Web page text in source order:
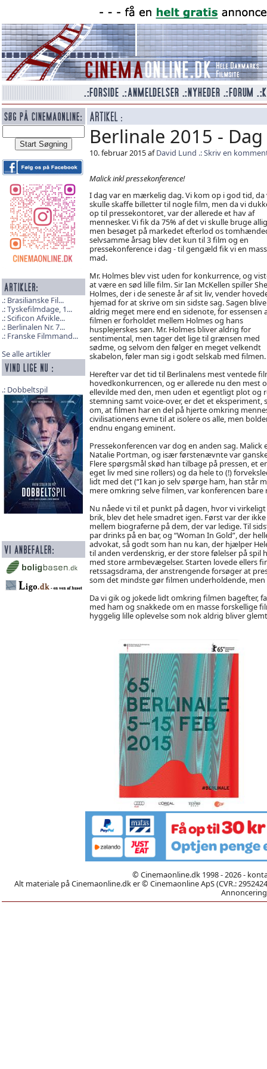
Brasilianske Fil...
Tyskefilmdage, 1...
Scificon Afvikle...
Berlinalen Nr. 7...
Franske Filmmand...
Se alle artikler
Dobbeltspil
Berlinale 2015 -
10. februar 2015 afDavid Lund Skriv en
Malick inkl pressekonference!
I dag var en mærkelig dag. Vi kom op i god tid, da
skulle skaffe billetter til nogle film, men da vi
op til pressekontoret, var der allerede et hav af
mennesker. Vi fik da 75% af det vi skulle bruge
men besøget på markedet efterlod os
selvsamme årsag blev det kun til 3 film og en
pressekonference i dag - til gengæld fik vi en
mad.
Mr. Holmes blev vist uden for konkurrence, og
at være en sød lille film. Sir Ian McKellen spiller
Holmes, der i de seneste år af sit liv, vender
hjemad for at skrive om sin sidste sag. Sagen
aldrig meget mere end en sidenote, for essensen
filmen er forholdet mellem Holmes og hans
husplejerskes søn. Mr. Holmes bliver aldrig for
sentimental, men tager det lige til grænsen med
sødme, og selvom den følger en meget velkendt
skabelon, føler man sig i godt selskab med filmen.
Herefter var det tid til Berlinalens mest ventede
hovedkonkurrencen, og er allerede nu den mest
ellevilde med den, men uden et egentligt plot og
stemning samt voice-over, er det et
om, at filmen har en del på hjerte omkring
civilisationens evne til at isolere os alle, men
endnu engang eminent.
Pressekonferencen var dog en anden sag.
Natalie Portman, og især førstenævnte var
Flere spørgsmål skød han tilbage på pressen, et
eget liv med sine rollers) og da hele to (!)
lidt med det (“I kan jo selv spørge ham, han står
mere omkring selve filmen, var konferencen
Nu nåede vi til et punkt på dagen, hvor vi
brik, blev det hele smadret igen. Først var der
mellem biograferne på dem, der var ledige. Til
par drinks på en bar, og “Woman In Gold”, der
advokat, så godt som han nu kan, der hjælper
til anden verdenskrig, er der store følelser på
med store armbevægelser. Starten lovede ellers
retssagsdrama, der anstrengende forsøger at
som det mindste gør filmen underholdende,
Da vi gik og jokede lidt omkring filmen bagefter,
med ham og snakkede om en masse forskellige
hyggelig lille oplevelse som nok aldrig bliver
© Cinemaonline.dk 1998 - 2026 -
Alt materiale på Cinemaonline.dk er © Cinemaonline ApS (CVR.: